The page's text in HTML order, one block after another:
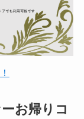
お帰りコ